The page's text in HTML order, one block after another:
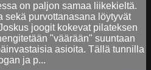
on paljon samaa liikekieltä.
sekä purvottanasana löytyvät
joogit kokevat pilateksen
"väärään" suuntaan
asioita. Tällä tunnilla
ja p...